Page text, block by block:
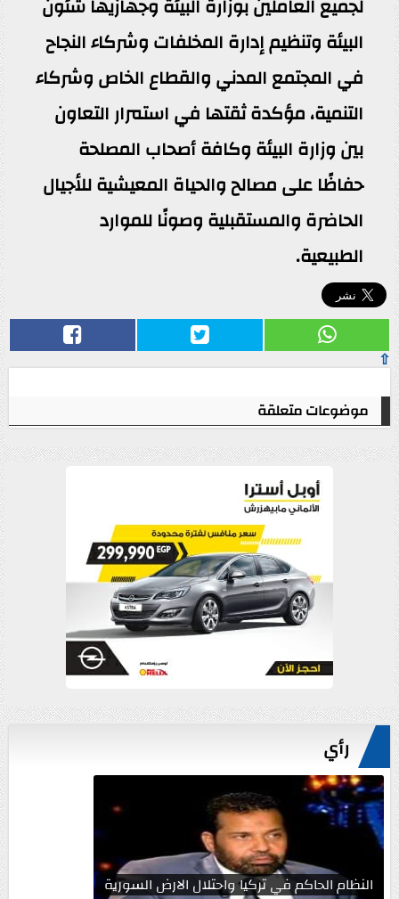
البيئة وتنظيم إدارة المخلفات وشركاء النجاح
في المجتمع المدني والقطاع الخاص وشركاء
التنمية، مؤكدة ثقتها في استمرار التعاون
بين وزارة البيئة وكافة أصحاب المصلحة
حفاظًا على مصالح والحياة المعيشية للأجيال
الحاضرة والمستقبلية وصونًا للموارد
الطبيعية.
⇧
موضوعات متعلقة
رأي
النظام الحاكم في تركيا واحتلال الارض السورية